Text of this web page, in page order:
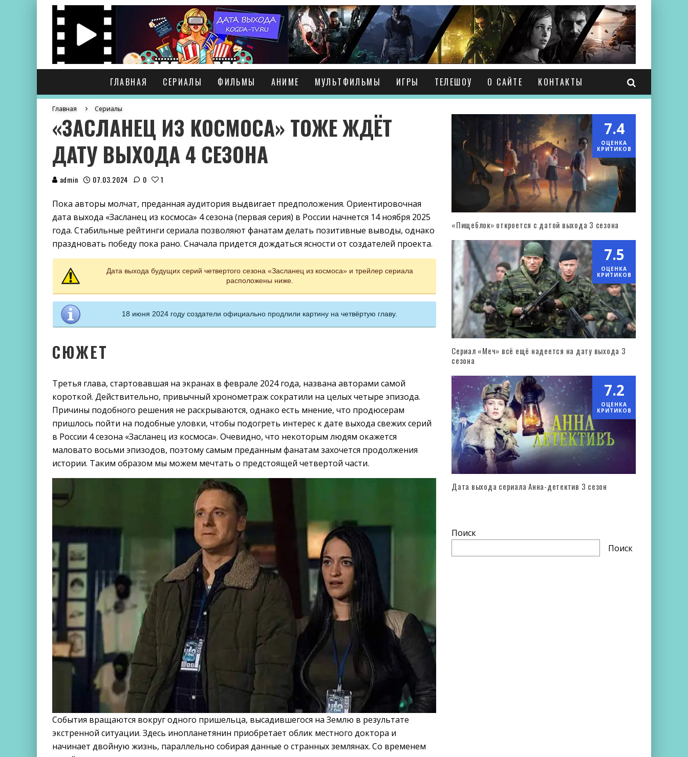
ГЛАВНАЯ СЕРИАЛЫ ФИЛЬМЫ АНИМЕ МУЛЬТФИЛЬМЫ ИГРЫ ТЕЛЕШОУ О САЙТЕ КОНТАКТЫ
Главная Сериалы
«ЗАСЛАНЕЦ ИЗ КОСМОСА» ТОЖЕ ЖДЁТ
ДАТУ ВЫХОДА 4 СЕЗОНА
admin 07.03.2024 0 1
Пока авторы молчат, преданная аудитория выдвигает предположения. Ориентировочная
дата выхода «Засланец из космоса» 4 сезона (первая серия) в России начнется 14 ноября 2025
года. Стабильные рейтинги сериала позволяют фанатам делать позитивные выводы, однако
праздновать победу пока рано. Сначала придется дождаться ясности от создателей проекта.
Дата выхода будущих серий четвертого сезона «Засланец из космоса» и трейлер сериала
расположены ниже.
18 июня 2024 году создатели официально продлили картину на четвёртую главу.
СЮЖЕТ
Третья глава, стартовавшая на экранах в феврале 2024 года, названа авторами самой
короткой. Действительно, привычный хронометраж сократили на целых четыре эпизода.
Причины подобного решения не раскрываются, однако есть мнение, что продюсерам
пришлось пойти на подобные уловки, чтобы подогреть интерес к дате выхода свежих серий
в России 4 сезона «Засланец из космоса». Очевидно, что некоторым людям окажется
маловато восьми эпизодов, поэтому самым преданным фанатам захочется продолжения
истории. Таким образом мы можем мечтать о предстоящей четвертой части.
События вращаются вокруг одного пришельца, высадившегося на Землю в результате
экстренной ситуации. Здесь инопланетянин приобретает облик местного доктора и
начинает двойную жизнь, параллельно собирая данные о странных землянах. Со временем
7.4
ОЦЕНКА
КРИТИКОВ
«Пищеблок» откроется с датой выхода 3 сезона
7.5
ОЦЕНКА
КРИТИКОВ
Сериал «Меч» всё ещё надеется на дату выхода 3
сезона
7.2
ОЦЕНКА
КРИТИКОВ
Дата выхода сериала Анна-детектив 3 сезон
Поиск
Поиск